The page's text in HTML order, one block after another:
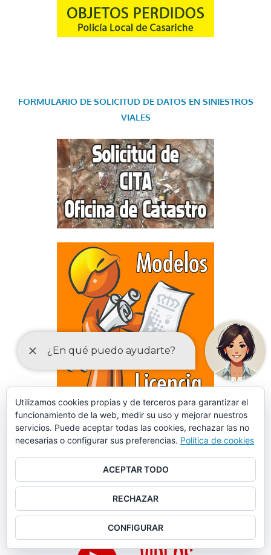
FORMULARIO DE SOLICITUD DE DATOS EN SINIESTROS
VIALES
DECLARACIONES RESPONSABLES Y COMUNICACIONES
PREVIAS PARA EL EJERCICIO DE ACTIVIDADES
Utilizamos cookies propias y de terceros para garantizar el
funcionamiento de la web, medir su uso y mejorar nuestros
servicios. Puede aceptar todas las cookies, rechazar las no
necesarias o configurar sus preferencias. Política de cookies
ACEPTAR TODO
RECHAZAR
CONFIGURAR